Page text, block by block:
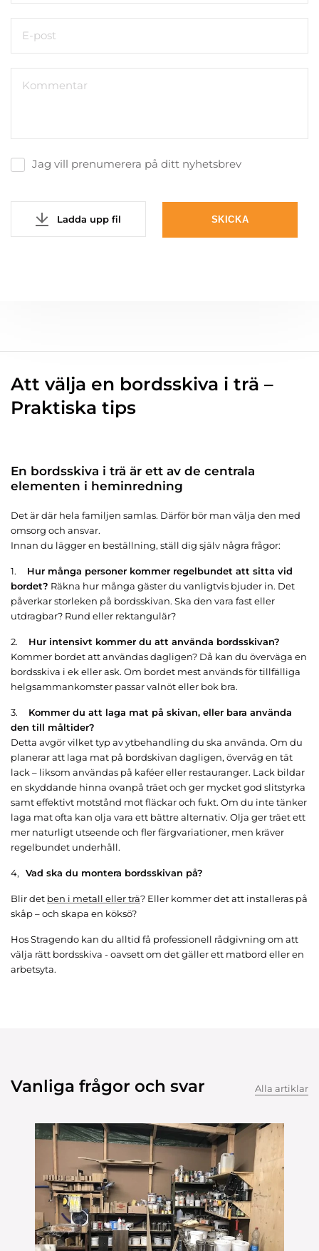
Jag vill prenumerera på ditt nyhetsbrev
Ladda upp fil SKICKA
Att välja en bordsskiva i trä –
Praktiska tips
En bordsskiva i trä är ett av de centrala
elementen i heminredning
Det är där hela familjen samlas. Därför bör man välja den med
omsorg och ansvar.
Innan du lägger en beställning, ställ dig själv några frågor:
1. Hur många personer kommer regelbundet att sitta vid
bordet? Räkna hur många gäster du vanligtvis bjuder in. Det
påverkar storleken på bordsskivan. Ska den vara fast eller
utdragbar? Rund eller rektangulär?
2. Hur intensivt kommer du att använda bordsskivan?
Kommer bordet att användas dagligen? Då kan du överväga en
bordsskiva i ek eller ask. Om bordet mest används för tillfälliga
helgsammankomster passar valnöt eller bok bra.
3. Kommer du att laga mat på skivan, eller bara använda
den till måltider?
Detta avgör vilket typ av ytbehandling du ska använda. Om du
planerar att laga mat på bordskivan dagligen, överväg en tät
lack – liksom användas på kaféer eller restauranger. Lack bildar
en skyddande hinna ovanpå träet och ger mycket god slitstyrka
samt effektivt motstånd mot fläckar och fukt. Om du inte tänker
laga mat ofta kan olja vara ett bättre alternativ. Olja ger träet ett
mer naturligt utseende och fler färgvariationer, men kräver
regelbundet underhåll.
4, Vad ska du montera bordsskivan på?
Blir det ben i metall eller trä? Eller kommer det att installeras på
skåp – och skapa en köksö?
Hos Stragendo kan du alltid få professionell rådgivning om att
välja rätt bordsskiva - oavsett om det gäller ett matbord eller en
arbetsyta.
Vanliga frågor och svar Alla artiklar